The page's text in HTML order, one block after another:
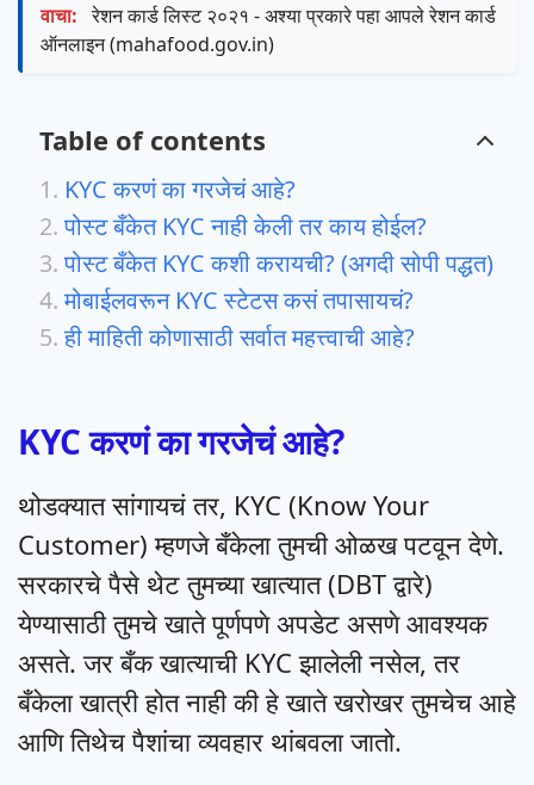
वाचा: रेशन कार्ड लिस्ट २०२१ - अश्या प्रकारे पहा आपले रेशन कार्ड
ऑनलाइन (mahafood.gov.in)
Table of contents
KYC करणं का गरजेचं आहे?
पोस्ट बँकेत KYC नाही केली तर काय होईल?
पोस्ट बँकेत KYC कशी करायची? (अगदी सोपी पद्धत)
मोबाईलवरून KYC स्टेटस कसं तपासायचं?
ही माहिती कोणासाठी सर्वात महत्त्वाची आहे?
KYC करणं का गरजेचं आहे?
थोडक्यात सांगायचं तर, KYC (Know Your
Customer) म्हणजे बँकेला तुमची ओळख पटवून देणे.
सरकारचे पैसे थेट तुमच्या खात्यात (DBT द्वारे)
येण्यासाठी तुमचे खाते पूर्णपणे अपडेट असणे आवश्यक
असते. जर बँक खात्याची KYC झालेली नसेल, तर
बँकेला खात्री होत नाही की हे खाते खरोखर तुमचेच आहे
आणि तिथेच पैशांचा व्यवहार थांबवला जातो.